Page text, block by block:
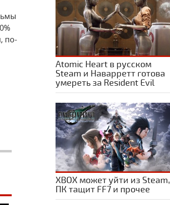
по-
Atomic Heart в русском
Steam и Наварретт готова
умереть за Resident Evil
XBOX может уйти из Steam,
ПК тащит FF7 и прочее